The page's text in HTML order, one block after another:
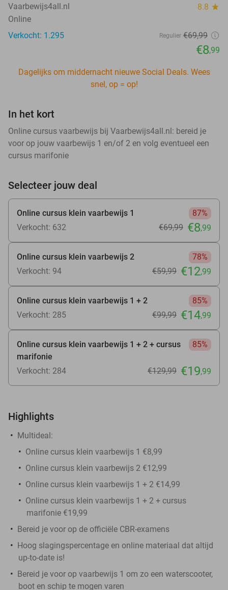
Vaarbewijs4all.nl 8.8 star
Online
Verkocht: 1.295
Regulier €69,99
€8,99
Dagelijks om middernacht nieuwe Social Deals. Wees
snel, op = op!
In het kort
Online cursus vaarbewijs bij Vaarbewijs4all.nl: bereid je
voor op jouw vaarbewijs 1 en/of 2 en volg eventueel een
cursus marifonie
Selecteer jouw deal
Online cursus klein vaarbewijs 1
87%
Verkocht: 632
€69,99 €8,99
Online cursus klein vaarbewijs 2
78%
Verkocht: 94
€59,99 €12,99
Online cursus klein vaarbewijs 1 + 2
85%
Verkocht: 285
€99,99 €14,99
Online cursus klein vaarbewijs 1 + 2 + cursus
marifonie
85%
Verkocht: 284 €129,99 €19,99
Highlights
Multideal:
Online cursus klein vaarbewijs 1 €8,99
Online cursus klein vaarbewijs 2 €12,99
Online cursus klein vaarbewijs 1 + 2 €14,99
Online cursus klein vaarbewijs 1 + 2 + cursus
marifonie €19,99
Bereid je voor op de officiële CBR-examens
Hoog slagingspercentage en online materiaal dat altijd
up-to-date is!
Bereid je voor op vaarbewijs 1 om zo een waterscooter,
boot en schip te mogen varen